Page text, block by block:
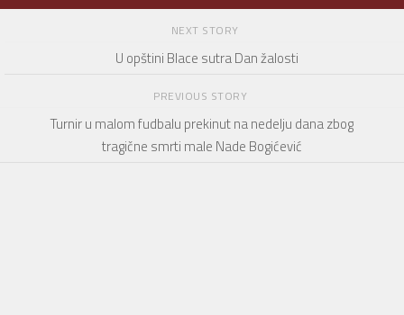
NEXT STORY
U opštini Blace sutra Dan žalosti
PREVIOUS STORY
Turnir u malom fudbalu prekinut na nedelju dana zbog
tragične smrti male Nade Bogićević